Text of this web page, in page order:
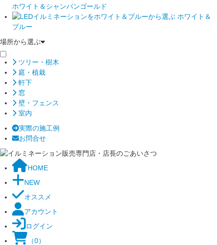
ホワイト＆シャンパンゴールド
ホワイト＆
ブルー
場所から選ぶ
ツリー・樹木
庭・植栽
軒下
窓
壁・フェンス
室内
実際の施工例
お問合せ
HOME
NEW
オススメ
アカウント
ログイン
（0）